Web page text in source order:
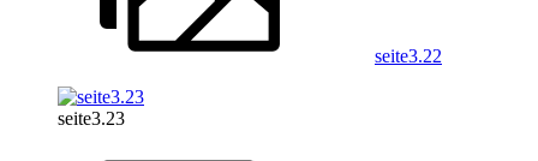
seite3.22
seite3.23